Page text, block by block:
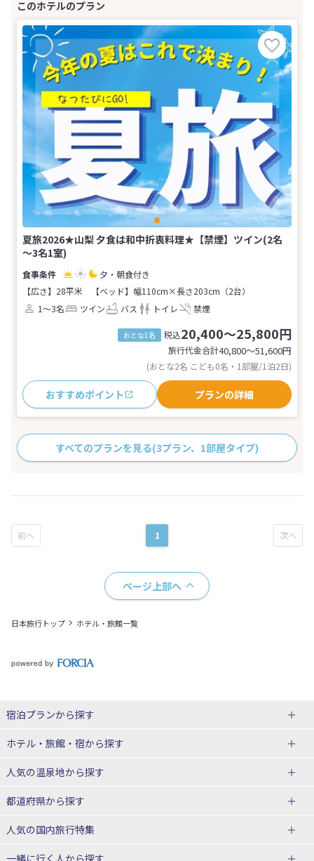
夏旅2026★山梨 夕食は和中折衷料理★【禁煙】ツイン(2名
～3名1室)
夕・朝食付き
【広さ】28平米
【ベッド】幅110cm×長さ203cm（2台）
1～3名
ツイン バス トイレ 禁煙
おとな1名 税込20,400～25,800円
旅行代金合計40,800〜51,600円
(おとな2名 こども0名・1部屋/1泊2日)
おすすめポイント プランの詳細
すべてのプランを見る(3プラン、1部屋タイプ)
1
ページ上部へ
日本旅行トップ ホテル・旅館一覧
宿泊プランから探す
北海道
東北
青森県
宮城県
山形県
ホテル・旅館・宿から探す
北海道ホテル・旅館
青森県ホテル・旅館
宮城県ホテル・旅館
人気の温泉地から探す
北海道
湯の川温泉(北海道)
十勝川温泉(北海道)
都道府県から探す
北海道旅行・ツアー
人気の国内旅行特集
東京ディズニーリゾート®への旅 ユニバーサル・スタジオ・ジャパ
一緒に行く人 から探す